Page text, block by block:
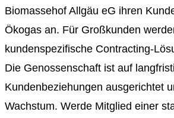
Biomassehof Allgäu eG ihren
Ökogas an. Für Großkunden
kundenspezifische Contracting-
Die Genossenschaft ist auf
Kundenbeziehungen ausgerichtet
Wachstum. Werde Mitglied einer